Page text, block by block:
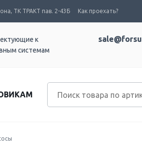
ТК ТРАКТ пав. 2-43Б Как проехать?
к
системам